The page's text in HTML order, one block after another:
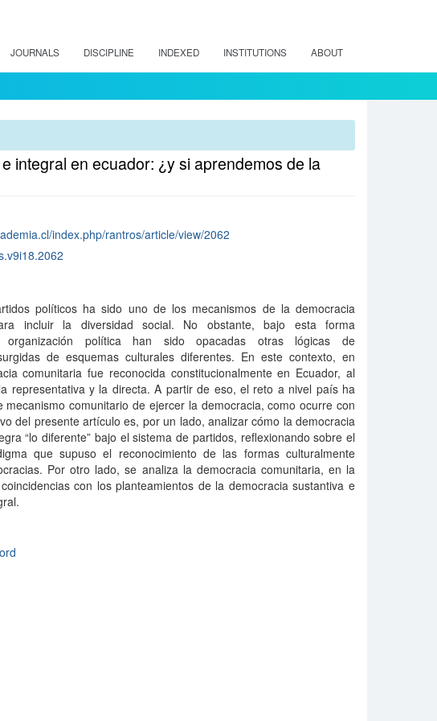
JOURNALS DISCIPLINE INDEXED INSTITUTIONS ABOUT
integral en ecuador: ¿y si aprendemos de la
index.php/rantros/article/view/2062
políticos ha sido uno de los mecanismos de la democracia
incluir la diversidad social. No obstante, bajo esta forma
organización política han sido opacadas otras lógicas de
de esquemas culturales diferentes. En este contexto, en
comunitaria fue reconocida constitucionalmente en Ecuador, al
representativa y la directa. A partir de eso, el reto a nivel país ha
mecanismo comunitario de ejercer la democracia, como ocurre con
del presente artículo es, por un lado, analizar cómo la democracia
“lo diferente” bajo el sistema de partidos, reflexionando sobre el
que supuso el reconocimiento de las formas culturalmente
Por otro lado, se analiza la democracia comunitaria, en la
con los planteamientos de la democracia sustantiva e